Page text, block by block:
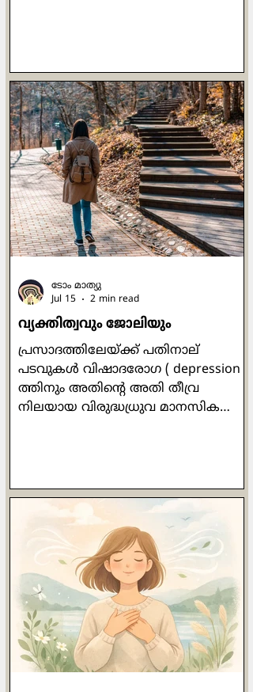
മധ്യേ വസിക്കുന്നവനും ആകുന്നു"
എന്ന് പ്രവാചകൻ വിലപിക്കുന്നു.
"ഞാൻ അശുദ്ധമായ അധരങ്ങൾ
ഉള്ളവനും അശുദ്ധമായ
അധരങ്ങളുള്ളവരുടെ മധ്യേ
വസിക്കുന്നവനും" എന്നതുകൊണ്ട്
എന്താണ് അർത്ഥമാക്കുന്നത് എന്ന്
ഞാൻ പലപ്പോഴും ആശ്ചര്യപ്പെട്ടിരുന്നു.
ഈയ്യിടെയാണ് അതിൻ്റെ ക്ലൂ ലഭിച്ചത്.
"ഹൃദയത്തിന്റെ
വ്യക്തിത്വവും ജോലിയും
പ്രസാദത്തിലേയ്ക്ക് പതിനാല്
പടവുകള്‍ വിഷാദരോഗ ( depression )
ത്തിനും അതിന്‍റെ അതി തീവ്ര
നിലയായ വിരുദ്ധധ്രുവ മാനസിക
mood mapping ) ത്തിന്‍റെ പതിനാലു
ദിവസത്തെ പഠനം
പൂര്‍ത്തിയാക്കിയശേഷം നാം
അനുബന്ധമായി
മനോനില(Mood)യെക്കുറിച്ച്
പഠിക്കുന്നു . മനോനില അഥവാ മൂഡ്
എന്നത് നമ്മുടെ വ്യക്തിത്വവുമായി
അഭേദ്യമായി ബന്ധപ്പെട്ടിരിക്കുന്നു
എന്ന് നാം കണ്ടു . നാലു തരം
ടോം മാത്യു
Jul 15
2 min read